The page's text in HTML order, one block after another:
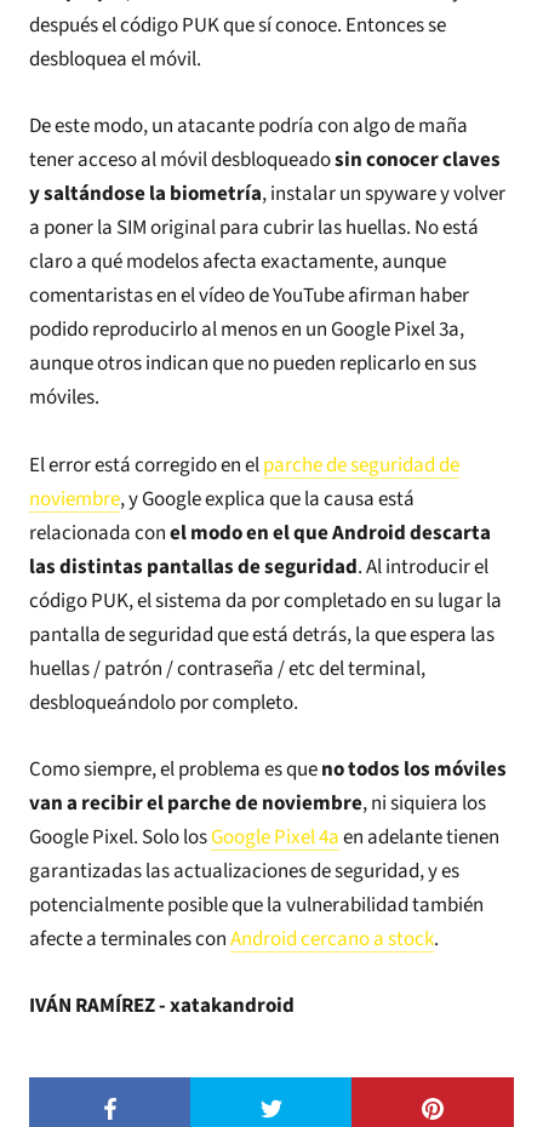
después el código PUK que sí conoce. Entonces se
desbloquea el móvil.
De este modo, un atacante podría con algo de maña
tener acceso al móvil desbloqueadosin conocer claves
y saltándose la biometría, instalar un spyware y volver
a poner la SIM original para cubrir las huellas. No está
claro a qué modelos afecta exactamente, aunque
comentaristas en el vídeo de YouTube afirman haber
podido reproducirlo al menos en un Google Pixel 3a,
aunque otros indican que no pueden replicarlo en sus
móviles.
El error está corregido en elparche de seguridad de
noviembre, y Google explica que la causa está
relacionada conel modo en el que Android descarta
las distintas pantallas de seguridad. Al introducir el
código PUK, el sistema da por completado en su lugar la
pantalla de seguridad que está detrás, la que espera las
huellas / patrón / contraseña / etc del terminal,
desbloqueándolo por completo.
Como siempre, el problema es queno todos los móviles
van a recibir el parche de noviembre, ni siquiera los
Google Pixel. Solo losGoogle Pixel 4aen adelante tienen
garantizadas las actualizaciones de seguridad, y es
potencialmente posible que la vulnerabilidad también
afecte a terminales conAndroid cercano a stock.
IVÁN RAMÍREZ - xatakandroid